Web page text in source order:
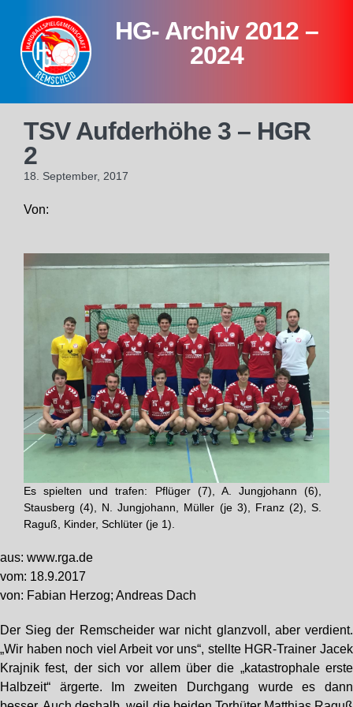
content
HG- Archiv 2012 –
2024
TSV Aufderhöhe 3 – HGR
2
18. September, 2017
Von:
Es spielten und trafen: Pflüger (7), A. Jungjohann (6),
Stausberg (4), N. Jungjohann, Müller (je 3), Franz (2), S.
Raguß, Kinder, Schlüter (je 1).
aus: www.rga.de
vom: 18.9.2017
von: Fabian Herzog; Andreas Dach
Der Sieg der Remscheider war nicht glanzvoll, aber verdient.
„Wir haben noch viel Arbeit vor uns“, stellte HGR-Trainer Jacek
Krajnik fest, der sich vor allem über die „katastrophale erste
Halbzeit“ ärgerte. Im zweiten Durchgang wurde es dann